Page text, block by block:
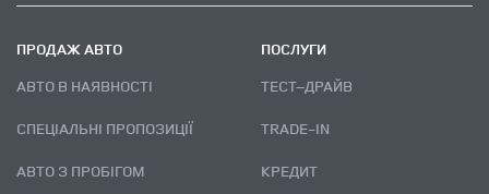
ПРОДАЖ АВТО
АВТО В НАЯВНОСТІ
СПЕЦІАЛЬНІ ПРОПОЗИЦІЇ
АВТО З ПРОБІГОМ
ПОСЛУГИ
ТЕСТ–ДРАЙВ
TRADE-IN
КРЕДИТ